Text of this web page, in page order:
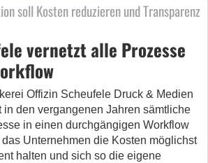
soll Kosten reduzieren und Transparenz
vernetzt alle Prozesse
Offizin Scheufele Druck & Medien
in den vergangenen Jahren sämtliche
in einen durchgängigen Workflow
Unternehmen die Kosten möglichst
halten und sich so die eigene